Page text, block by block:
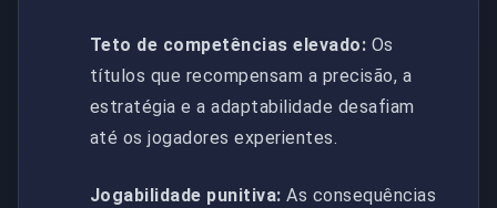
Teto de competências elevado: Os
títulos que recompensam a precisão, a
estratégia e a adaptabilidade desafiam
até os jogadores experientes.
Jogabilidade punitiva: As consequências